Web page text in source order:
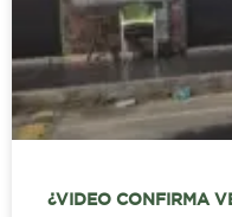
¿VIDEO CONFIRMA